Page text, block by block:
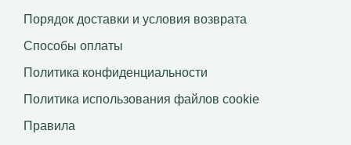
Порядок доставки и условия возврата
Способы оплаты
Политика конфиденциальности
Политика использования файлов сookie
Правила